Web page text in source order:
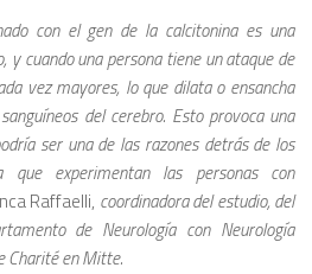
con el gen de la calcitonina es una
y cuando una persona tiene un ataque de
vez mayores, lo que dilata o ensancha
del cerebro. Esto provoca una
ser una de las razones detrás de los
que experimentan las personas con
Raffaelli, coordinadora del estudio, del
de Neurología con Neurología
Charité en Mitte.